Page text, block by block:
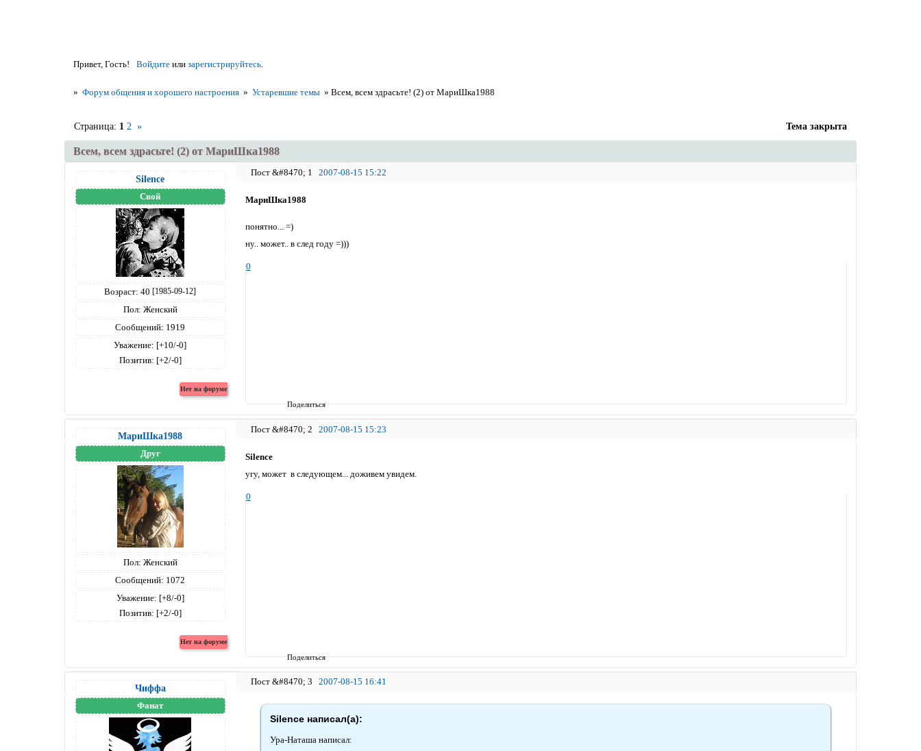
Привет, Гость! Войдитеили зарегистрируйтесь.
» Форум общения и хорошего настроения » Устаревшие темы »Всем, всем здрасьте! (2) от МариШка1988
Всем, всем здрасьте! (2) от МариШка1988
Страница: 1 2 » Тема закрыта
Поделиться
1 2007-08-15 15:22
Silence
Свой
Возраст: 40 [1985-09-12]
Пол: Женский
Сообщений: 1919
Уважение: [+10/-0]
Позитив: [+2/-0]
МариШка1988
понятно... =)
ну.. может.. в след году =)))
0
Поделиться
2 2007-08-15 15:23
МариШка1988
Друг
Пол: Женский
Сообщений: 1072
Уважение: [+8/-0]
Позитив: [+2/-0]
Silence
угу, может в следующем... доживем увидем.
0
3 2007-08-15 16:41
Чиффа
Фанат
Silence написал(а):
Ура-Наташа написал: